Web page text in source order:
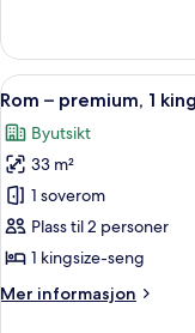
seng
–
deluxe,
1
kingsize-
seng
Åpne
alle
bildene
av
Rom
–
premium,
kingsize-
8
Rom – premium, 1
Byutsikt
33 m²
1 soverom
Plass til 2 personer
1 kingsize-seng
Mer informasjon
Mer